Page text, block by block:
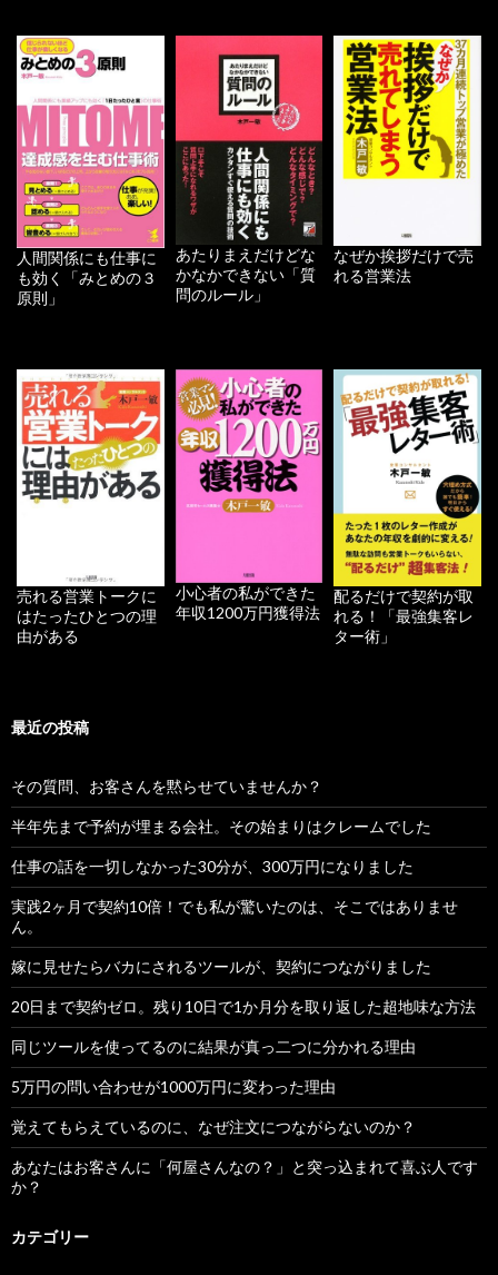
人間関係にも仕事に
も効く「みとめの３
原則」
あたりまえだけどな
かなかできない「質
問のルール」
なぜか挨拶だけで売
れる営業法
売れる営業トークに
はたったひとつの理
由がある
小心者の私ができた
年収1200万円獲得法
配るだけで契約が取
れる！「最強集客レ
ター術」
最近の投稿
その質問、お客さんを黙らせていませんか？
半年先まで予約が埋まる会社。その始まりはクレームでした
仕事の話を一切しなかった30分が、300万円になりました
実践2ヶ月で契約10倍！でも私が驚いたのは、そこではありませ
ん。
嫁に見せたらバカにされるツールが、契約につながりました
20日まで契約ゼロ。残り10日で1か月分を取り返した超地味な方法
同じツールを使ってるのに結果が真っ二つに分かれる理由
5万円の問い合わせが1000万円に変わった理由
覚えてもらえているのに、なぜ注文につながらないのか？
あなたはお客さんに「何屋さんなの？」と突っ込まれて喜ぶ人です
か？
カテゴリー